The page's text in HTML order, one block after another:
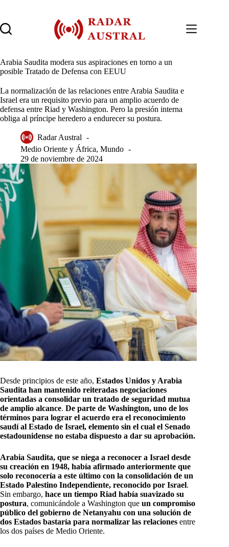
contenido
Arabia Saudita modera sus aspiraciones en torno a un
posible Tratado de Defensa con EEUU
La normalización de las relaciones entre Arabia Saudita e
Israel era un requisito previo para un amplio acuerdo de
defensa entre Riad y Washington. Pero la presión interna
obliga al príncipe heredero a endurecer su postura.
Radar Austral
Medio Oriente y África, Mundo
29 de noviembre de 2024
Desde principios de este año, Estados Unidos y Arabia
Saudita han mantenido reiteradas negociaciones
orientadas a consolidar un tratado de seguridad mutua
de amplio alcance. De parte de Washington, uno de los
términos para lograr el acuerdo era el reconocimiento
saudí al Estado de Israel, elemento sin el cual el Senado
estadounidense no estaba dispuesto a dar su aprobación.
Arabia Saudita, que se niega a reconocer a Israel desde
su creación en 1948, había afirmado anteriormente que
solo reconocería a este último con la consolidación de un
Estado Palestino Independiente, reconocido por Israel.
Sin embargo, hace un tiempo Riad había suavizado su
postura, comunicándole a Washington que un compromiso
público del gobierno de Netanyahu con una solución de
dos Estados bastaría para normalizar las relaciones entre
los dos países de Medio Oriente.